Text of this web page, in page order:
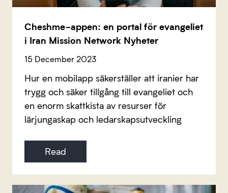
Cheshme-appen: en portal för evangeliet
i Iran Mission Network Nyheter
15 December 2023
Hur en mobilapp säkerställer att iranier har
trygg och säker tillgång till evangeliet och
en enorm skattkista av resurser för
lärjungaskap och ledarskapsutveckling
Read